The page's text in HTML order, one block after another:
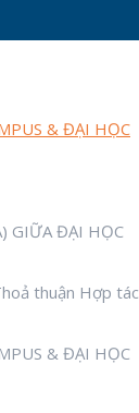
GIỮA ĐẠI HỌC
thuận Hợp tác